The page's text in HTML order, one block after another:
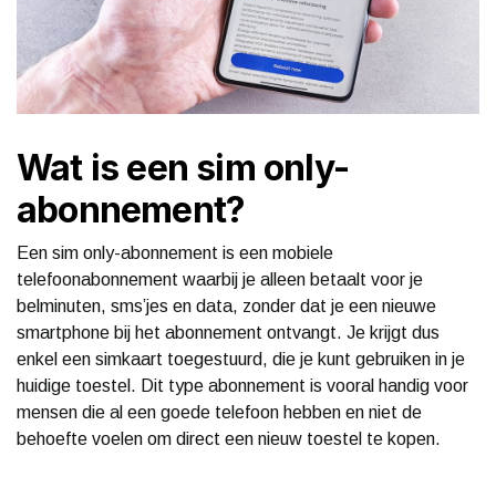
Wat is een sim only-
abonnement?
Een sim only-abonnement is een mobiele
telefoonabonnement waarbij je alleen betaalt voor je
belminuten, sms’jes en data, zonder dat je een nieuwe
smartphone bij het abonnement ontvangt. Je krijgt dus
enkel een simkaart toegestuurd, die je kunt gebruiken in je
huidige toestel. Dit type abonnement is vooral handig voor
mensen die al een goede telefoon hebben en niet de
behoefte voelen om direct een nieuw toestel te kopen.